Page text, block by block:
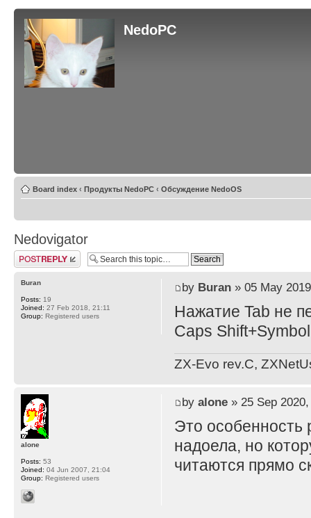
NedoPC
Board index ‹ Продукты NedoPC ‹ Обсуждение NedoOS
Nedovigator
Post a reply
by Buran» 05 May
Нажатие Tab не
Caps
ZX-Evo rev.C,
Buran
Posts: 19
Joined: 27 Feb 2018, 21:11
Group: Registered users
by alone» 25 Sep 2020,
Это особенность
надоела, но
читаются прямо
alone
Posts: 53
Joined: 04 Jun 2007, 21:04
Group: Registered users